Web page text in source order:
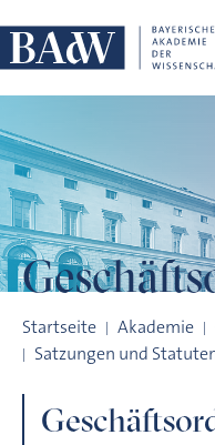
Startseite Akademie
Satzungen und